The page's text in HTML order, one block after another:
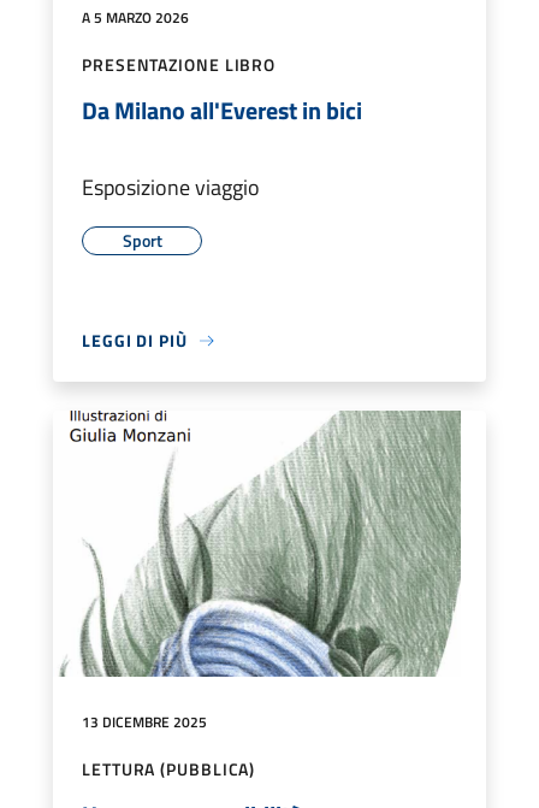
A 5 MARZO 2026
PRESENTAZIONE LIBRO
Da Milano all'Everest in bici
Esposizione viaggio
Sport
LEGGI DI PIÙ
13 DICEMBRE 2025
LETTURA (PUBBLICA)